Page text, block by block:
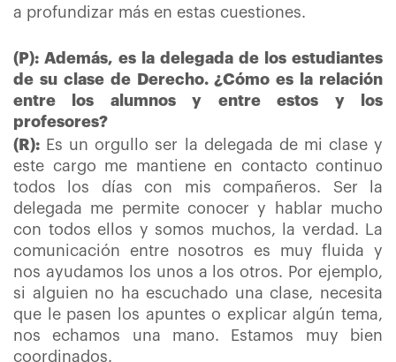
a profundizar más en estas cuestiones.
(P): Además, es la delegada de los estudiantes
de su clase de Derecho. ¿Cómo es la relación
entre los alumnos y entre estos y los
profesores?
(R): Es un orgullo ser la delegada de mi clase y
este cargo me mantiene en contacto continuo
todos los días con mis compañeros. Ser la
delegada me permite conocer y hablar mucho
con todos ellos y somos muchos, la verdad. La
comunicación entre nosotros es muy fluida y
nos ayudamos los unos a los otros. Por ejemplo,
si alguien no ha escuchado una clase, necesita
que le pasen los apuntes o explicar algún tema,
nos echamos una mano. Estamos muy bien
coordinados.